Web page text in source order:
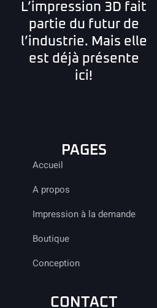
L’impression 3D fait
partie du futur de
l’industrie. Mais elle
est déjà présente
ici!
PAGES
Accueil
A propos
Impression à la demande
Boutique
Conception
CONTACT